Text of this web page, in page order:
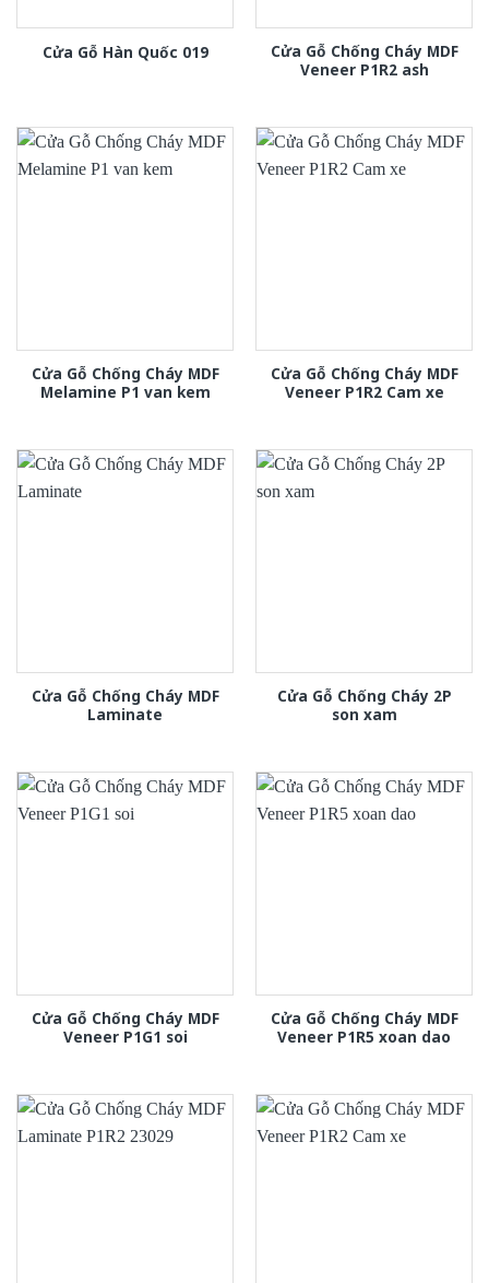
Cửa Gỗ Hàn Quốc 019
Cửa Gỗ Chống Cháy MDF
Veneer P1R2 ash
Cửa Gỗ Chống Cháy MDF
Melamine P1 van kem
Cửa Gỗ Chống Cháy MDF
Veneer P1R2 Cam xe
Cửa Gỗ Chống Cháy MDF
Laminate
Cửa Gỗ Chống Cháy 2P
son xam
Cửa Gỗ Chống Cháy MDF
Veneer P1G1 soi
Cửa Gỗ Chống Cháy MDF
Veneer P1R5 xoan dao